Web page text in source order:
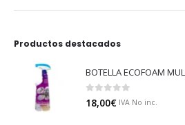
Productos destacados
BOTELLA ECOFOAM
0 out of 5
18,00€ IVA No inc.